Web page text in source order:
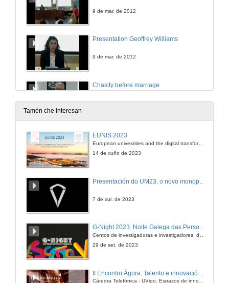
9 de mar. de 2012
Presentation Geoffrey Williams
9 de mar. de 2012
Chasity before marriage
Double Degree and getting to know your partner before setting up shop together
9 de mar. de 2012
Tamén che interesan
EUNIS 2023
European univesrities and the digital transformation: challenges and opportunities ahead
14 de xuño de 2023
7 de xul. de 2023
G-Night 2023. Noite Galega das Persoas Investigadoras. Conciencias creativas
29 de set. de 2023
Cátedra Telefónica - UVigo. Espazos de innovación